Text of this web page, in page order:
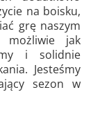
na boisku,
grę naszym
możliwie jak
i solidnie
Jesteśmy
sezon w